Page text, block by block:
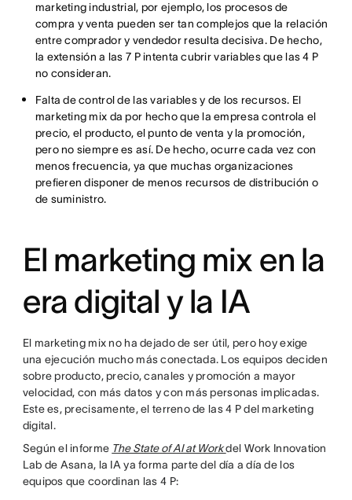
marketing industrial, por ejemplo, los procesos de
compra y venta pueden ser tan complejos que la relación
entre comprador y vendedor resulta decisiva. De hecho,
la extensión a las 7 P intenta cubrir variables que las 4 P
no consideran.
Falta de control de las variables y de los recursos. El
marketing mix da por hecho que la empresa controla el
precio, el producto, el punto de venta y la promoción,
pero no siempre es así. De hecho, ocurre cada vez con
menos frecuencia, ya que muchas organizaciones
prefieren disponer de menos recursos de distribución o
de suministro.
El marketing mix en la
era digital y la IA
El marketing mix no ha dejado de ser útil, pero hoy exige
una ejecución mucho más conectada. Los equipos deciden
sobre producto, precio, canales y promoción a mayor
velocidad, con más datos y con más personas implicadas.
Este es, precisamente, el terreno de las 4 P del marketing
digital.
Según el informe The State of AI at Workdel Work Innovation
Lab de Asana, la IA ya forma parte del día a día de los
equipos que coordinan las 4 P: